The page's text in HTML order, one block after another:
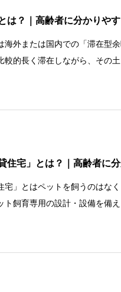
は？｜高齢者に分かりや
海外または国内での「滞在型
較的長く滞在しながら、その土
住宅」とは？｜高齢者に
宅」とはペットを飼うのはな
ト飼育専用の設計・設備を備え